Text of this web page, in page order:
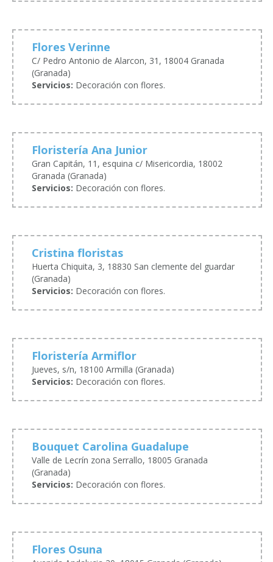
Flores Verinne
C/ Pedro Antonio de Alarcon, 31, 18004 Granada
(Granada)
Servicios: Decoración con flores.
Floristería Ana Junior
Gran Capitán, 11, esquina c/ Misericordia, 18002
Granada (Granada)
Servicios: Decoración con flores.
Cristina floristas
Huerta Chiquita, 3, 18830 San clemente del guardar
(Granada)
Servicios: Decoración con flores.
Floristería Armiflor
Jueves, s/n, 18100 Armilla (Granada)
Servicios: Decoración con flores.
Bouquet Carolina Guadalupe
Valle de Lecrín zona Serrallo, 18005 Granada
(Granada)
Servicios: Decoración con flores.
Flores Osuna